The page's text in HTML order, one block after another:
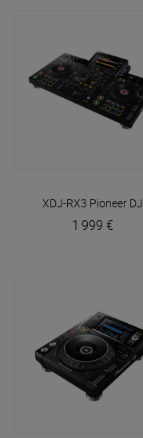
XDJ-RX3 Pioneer DJ
1 999 €